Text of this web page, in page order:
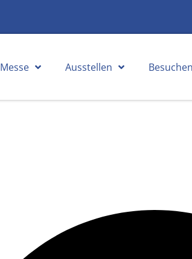
Messe Ausstellen Besuchen